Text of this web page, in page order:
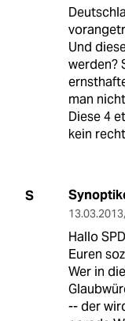
Und
werden?
man
Diese 4
kein
S
13.03.2013,
Hallo
Euren
Wer in
-- der